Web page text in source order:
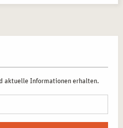
aktuelle Informationen erhalten.